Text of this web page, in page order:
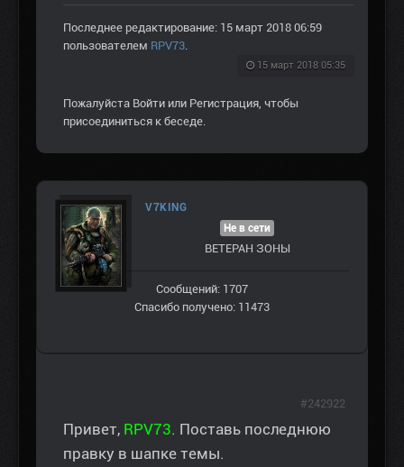
Последнее редактирование: 15 март 2018 06:59
пользователем RPV73.
15 март 2018 05:35
Пожалуйста Войти или Регистрация, чтобы
присоединиться к беседе.
V7KING
Не в сети
ВЕТЕРАН ЗOНЫ
Сообщений: 1707
Спасибо получено: 11473
Привет, RPV73. Поставь последнюю
правку в шапке темы.
#242922